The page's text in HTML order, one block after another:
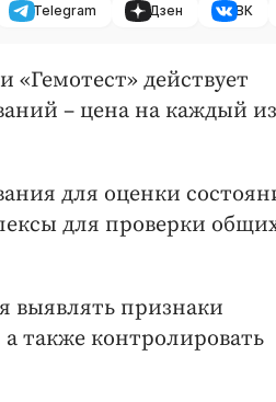
Telegram Дзен ВК
«Гемотест» действует
– цена на каждый
для оценки
для проверки
выявлять признаки
также контролировать